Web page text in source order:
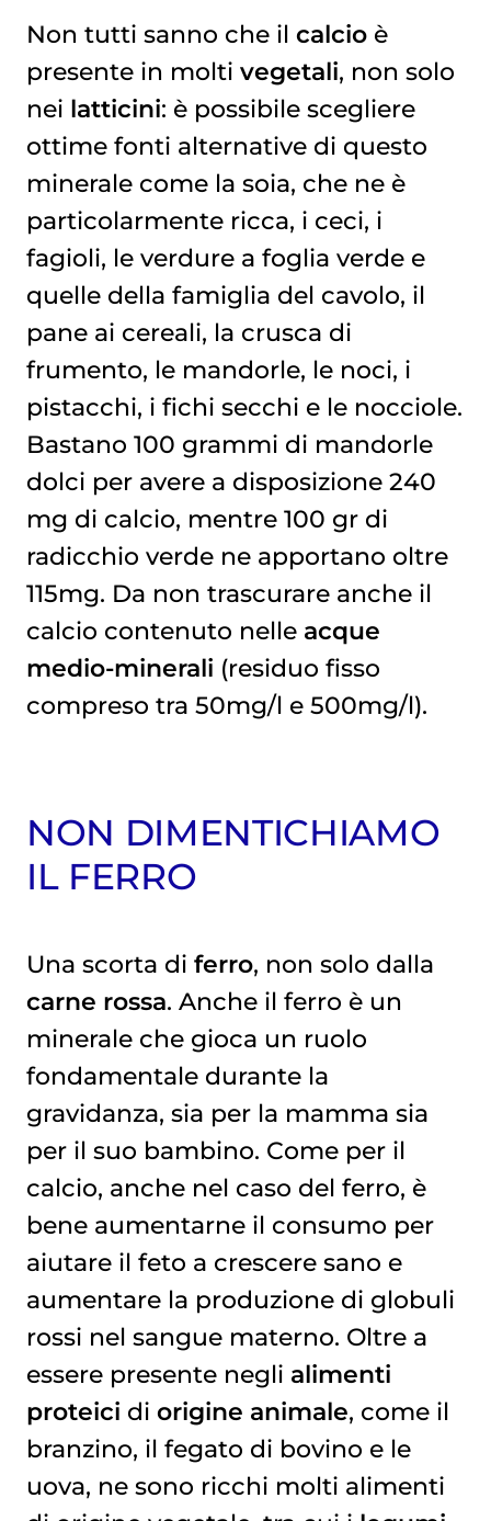
Non tutti sanno che il calcioè
presente in molti vegetali, non solo
nei latticini: è possibile scegliere
ottime fonti alternative di questo
minerale come la soia, che ne è
particolarmente ricca, i ceci, i
fagioli, le verdure a foglia verde e
quelle della famiglia del cavolo, il
pane ai cereali, la crusca di
frumento, le mandorle, le noci, i
pistacchi, i fichi secchi e le nocciole.
Bastano 100 grammi di mandorle
dolci per avere a disposizione 240
mg di calcio, mentre 100 gr di
radicchio verde ne apportano oltre
115mg. Da non trascurare anche il
calcio contenuto nelle acque
medio-minerali (residuo fisso
compreso tra 50mg/l e 500mg/l).
NON DIMENTICHIAMO
IL FERRO
Una scorta di ferro, non solo dalla
carne rossa. Anche il ferro è un
minerale che gioca un ruolo
fondamentale durante la
gravidanza, sia per la mamma sia
per il suo bambino. Come per il
calcio, anche nel caso del ferro, è
bene aumentarne il consumo per
aiutare il feto a crescere sano e
aumentare la produzione di globuli
rossi nel sangue materno. Oltre a
essere presente negli alimenti
proteici di origine animale, come il
branzino, il fegato di bovino e le
uova, ne sono ricchi molti alimenti